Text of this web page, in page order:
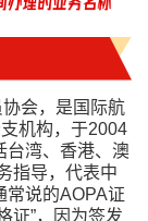
会，是国际航
机构，于2004
台湾、香港、澳
指导，代表中
常说的AOPA证
证”，因为签发